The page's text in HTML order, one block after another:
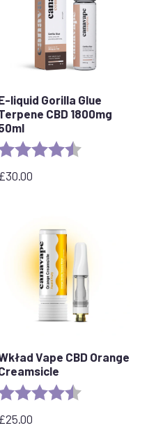
liquid Gorilla Glue
CBD 1800mg
£30.00
Vape CBD Orange
£25.00